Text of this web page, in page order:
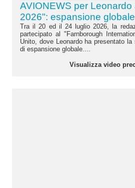
AVIONEWS per
2026": espansione
Tra il 20 ed il 24 luglio 2026, la
partecipato al "Farnborough
Unito, dove Leonardo ha presentato
di espansione globale....
Visualizza video